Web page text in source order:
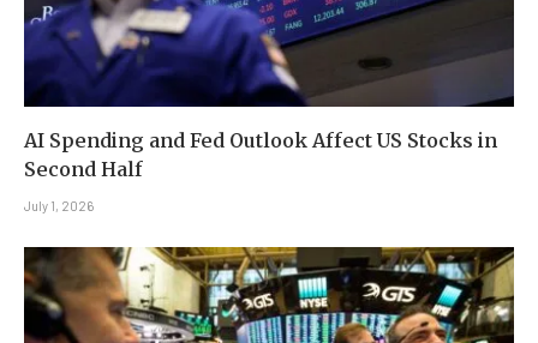
AI Spending and Fed Outlook Affect US Stocks in
Second Half
July 1, 2026